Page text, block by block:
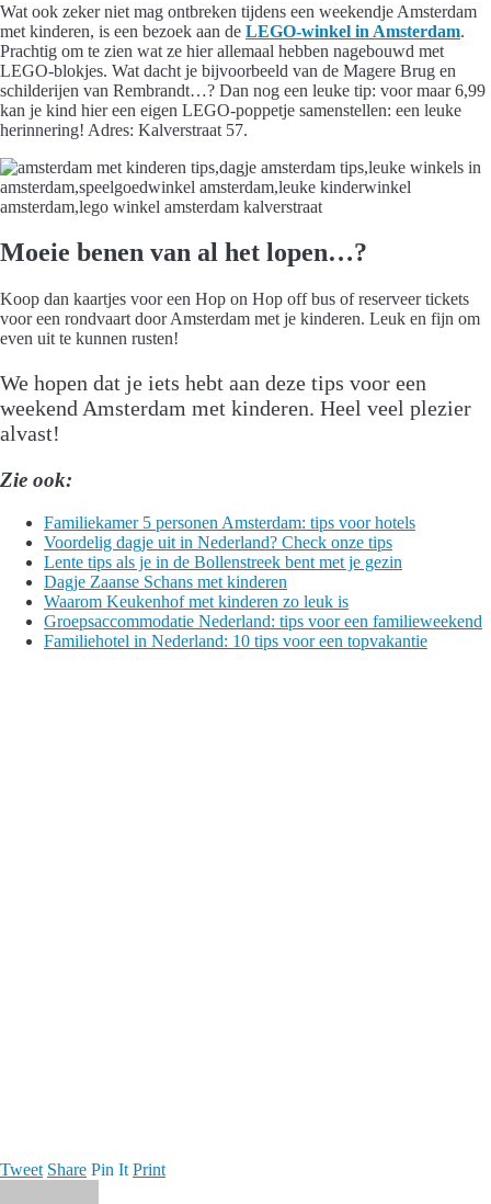
Wat ook zeker niet mag ontbreken tijdens een weekendje Amsterdam
met kinderen, is een bezoek aan de LEGO-winkel in Amsterdam.
Prachtig om te zien wat ze hier allemaal hebben nagebouwd met
LEGO-blokjes. Wat dacht je bijvoorbeeld van de Magere Brug en
schilderijen van Rembrandt…? Dan nog een leuke tip: voor maar 6,99
kan je kind hier een eigen LEGO-poppetje samenstellen: een leuke
herinnering! Adres: Kalverstraat 57.
Moeie benen van al het lopen…?
Koop dan kaartjes voor een Hop on Hop off bus of reserveer tickets
voor een rondvaart door Amsterdam met je kinderen. Leuk en fijn om
even uit te kunnen rusten!
We hopen dat je iets hebt aan deze tips voor een
weekend Amsterdam met kinderen. Heel veel plezier
alvast!
Zie ook:
Familiekamer 5 personen Amsterdam: tips voor hotels
Voordelig dagje uit in Nederland? Check onze tips
Lente tips als je in de Bollenstreek bent met je gezin
Dagje Zaanse Schans met kinderen
Waarom Keukenhof met kinderen zo leuk is
Groepsaccommodatie Nederland: tips voor een familieweekend
Familiehotel in Nederland: 10 tips voor een topvakantie
Tweet Share Pin It Print